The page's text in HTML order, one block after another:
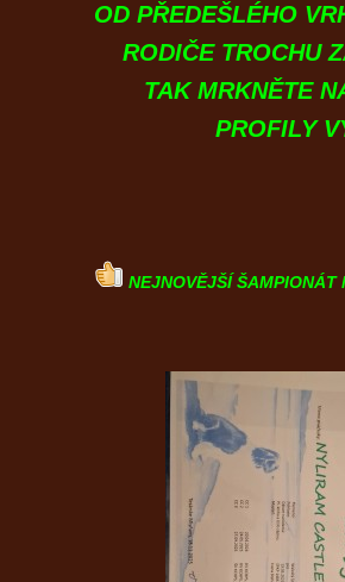
OD PŘEDEŠLÉHO
RODIČE TROCHU
TAK MRKNĚTE NA
PROFILY
NEJNOVĚJŠÍ ŠAMPIONÁT